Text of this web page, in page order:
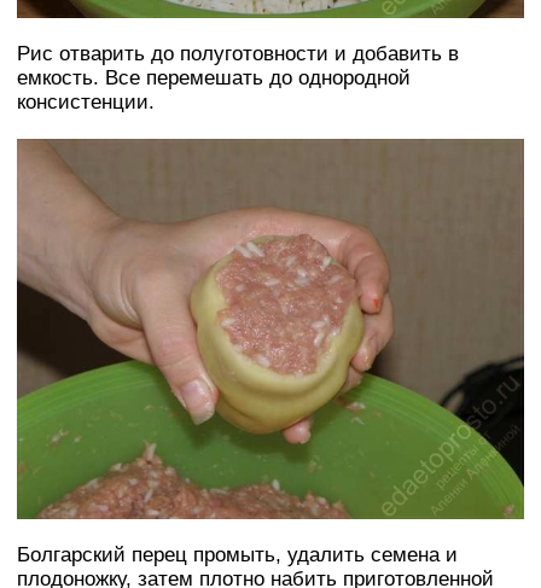
Рис отварить до полуготовности и добавить в
емкость. Все перемешать до однородной
консистенции.
Болгарский перец промыть, удалить семена и
плодоножку, затем плотно набить приготовленной